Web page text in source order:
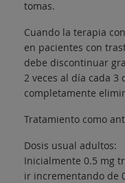
tomas.
Cuando la terapia
en pacientes con
debe discontinuar
2 veces al día cada 3
completamente
Tratamiento como
Dosis usual adultos:
Inicialmente 0.5 mg
ir incrementando de